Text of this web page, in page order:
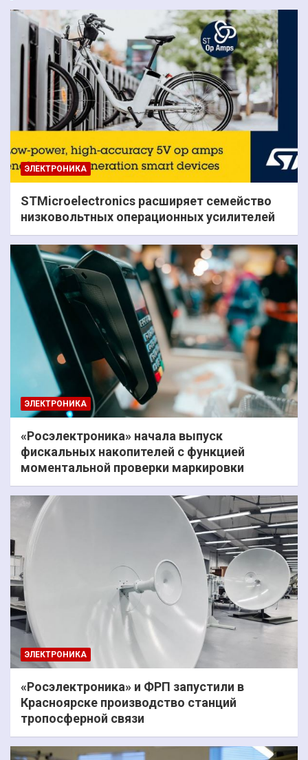
ЭЛЕКТРОНИКА
STMicroelectronics расширяет семейство
низковольтных операционных усилителей
ЭЛЕКТРОНИКА
«Росэлектроника» начала выпуск
фискальных накопителей с функцией
моментальной проверки маркировки
ЭЛЕКТРОНИКА
«Росэлектроника» и ФРП запустили в
Красноярске производство станций
тропосферной связи